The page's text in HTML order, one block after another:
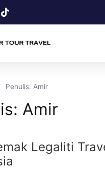
Penulis: Amir
Amir
Legaliti